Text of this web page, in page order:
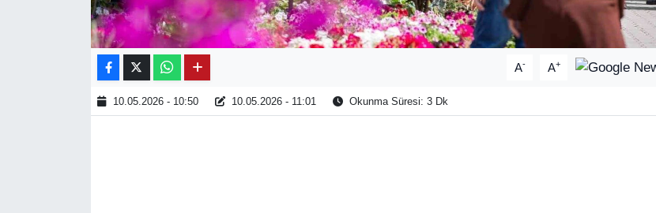
A- A+
10.05.2026 - 10:50 10.05.2026 - 11:01 Okunma Süresi: 3 Dk